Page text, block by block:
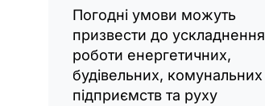
Погодні умови можуть
призвести до ускладнення
роботи енергетичних,
будівельних, комунальних
підприємств та руху